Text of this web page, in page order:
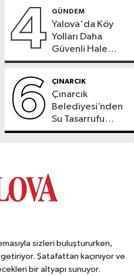
4 GÜNDEM
Yalova'da Köy
Yolları Daha
Güvenli Hale
Geliyor
6 ÇINARCIK
Çınarcık
Belediyesi’nden
Su Tasarrufu
Çağrısı
sizleri buluştururken,
Şatafattan kaçınıyor ve
bir altyapı sunuyor.